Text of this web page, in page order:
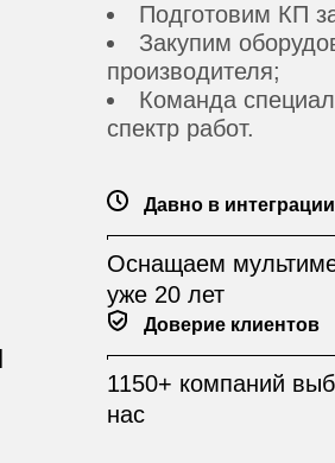
Подготовим КП
Закупим
производителя;
Команда
спектр работ.
Давно в интеграции
Оснащаем
уже 20 лет
Доверие клиентов
1150+ компаний
нас